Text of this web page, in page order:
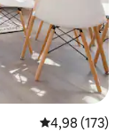
Priemerné
4,98 (173)